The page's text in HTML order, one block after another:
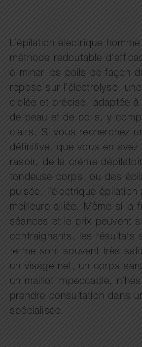
L’épilation électrique
méthode redoutable
éliminer les poils de façon
repose sur l’électrolyse,
ciblée et précise, adaptée
de peau et de poils, y
clairs. Si vous recherchez
définitive, que vous en avez
rasoir, de la crème
tondeuse corps, ou des
pulsée, l’électrique
meilleure alliée. Même si la
séances et le prix peuvent
contraignants, les résultats
terme sont souvent très
un visage net, un corps
un maillot impeccable,
prendre consultation dans
spécialisée.